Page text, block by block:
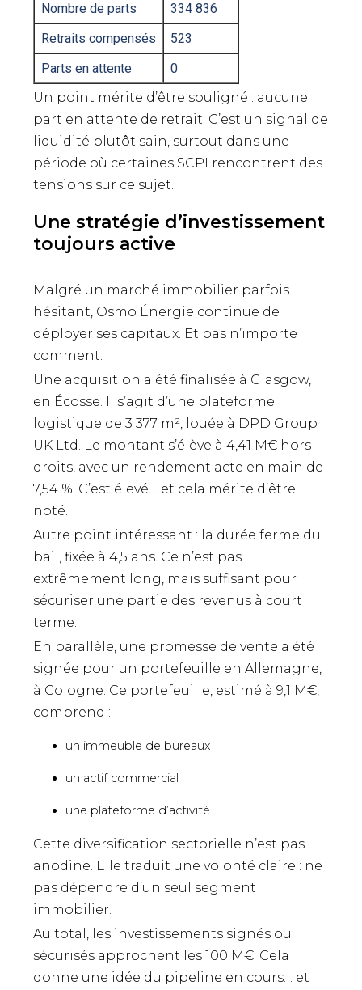
Nombre de parts
334 836
Retraits compensés
523
Parts en attente
0
Un point mérite d’être souligné : aucune
part en attente de retrait. C’est un signal de
liquidité plutôt sain, surtout dans une
période où certaines SCPI rencontrent des
tensions sur ce sujet.
Une stratégie d’investissement
toujours active
Malgré un marché immobilier parfois
hésitant, Osmo Énergie continue de
déployer ses capitaux. Et pas n’importe
comment.
Une acquisition a été finalisée à Glasgow,
en Écosse. Il s’agit d’une plateforme
logistique de 3 377 m², louée à DPD Group
UK Ltd. Le montant s’élève à 4,41 M€ hors
droits, avec un rendement acte en main de
7,54 %. C’est élevé… et cela mérite d’être
noté.
Autre point intéressant : la durée ferme du
bail, fixée à 4,5 ans. Ce n’est pas
extrêmement long, mais suffisant pour
sécuriser une partie des revenus à court
terme.
En parallèle, une promesse de vente a été
signée pour un portefeuille en Allemagne,
à Cologne. Ce portefeuille, estimé à 9,1 M€,
comprend :
un immeuble de bureaux
un actif commercial
une plateforme d’activité
Cette diversification sectorielle n’est pas
anodine. Elle traduit une volonté claire : ne
pas dépendre d’un seul segment
immobilier.
Au total, les investissements signés ou
sécurisés approchent les 100 M€. Cela
donne une idée du pipeline en cours… et